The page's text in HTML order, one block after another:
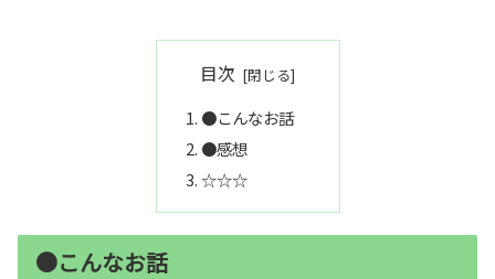
目次
●こんなお話
●感想
☆☆☆
●こんなお話